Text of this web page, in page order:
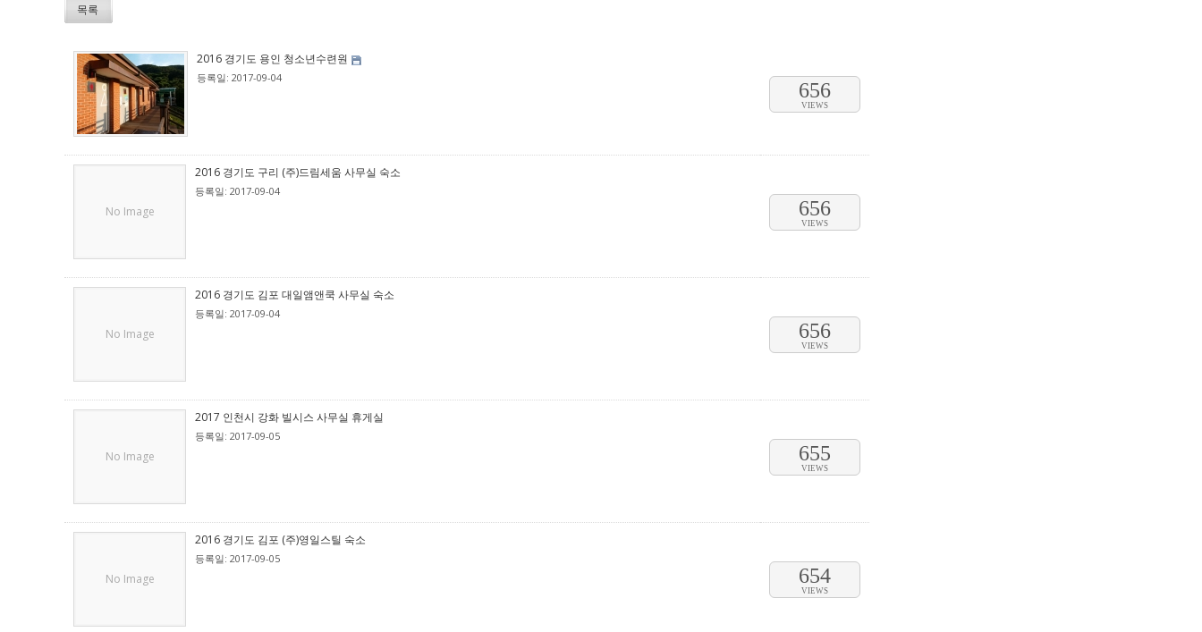
목록
2016 경기도 용인 청소년수련원
등록일: 2017-09-04
656
VIEWS
No Image
2016 경기도 구리 (주)드림세움 사무실 숙소
등록일: 2017-09-04
656
VIEWS
No Image
2016 경기도 김포 대일앰앤쿡 사무실 숙소
등록일: 2017-09-04
656
VIEWS
No Image
2017 인천시 강화 빌시스 사무실 휴게실
등록일: 2017-09-05
655
VIEWS
No Image
2016 경기도 김포 (주)영일스틸 숙소
등록일: 2017-09-05
654
VIEWS